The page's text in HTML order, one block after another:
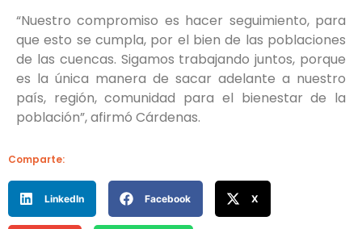
“Nuestro compromiso es hacer seguimiento, para
que esto se cumpla, por el bien de las poblaciones
de las cuencas. Sigamos trabajando juntos, porque
es la única manera de sacar adelante a nuestro
país, región, comunidad para el bienestar de la
población”, afirmó Cárdenas.
Comparte:
LinkedIn Facebook X